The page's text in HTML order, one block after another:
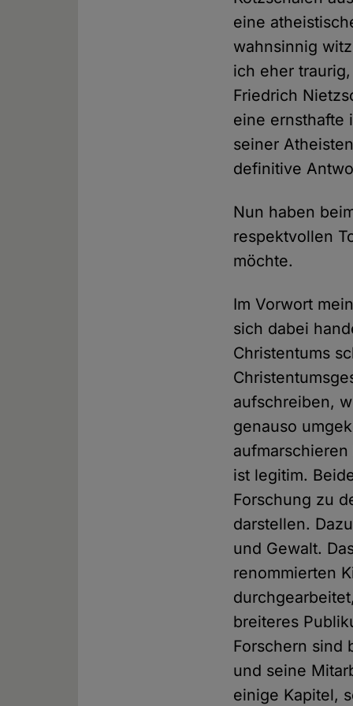
eine
wahnsinnig
ich eher
Friedrich
eine ernsthafte
seiner
definitive
Nun haben
respektvollen
möchte.
Im Vorwort
sich dabei
Christentums
aufschreiben,
genauso
ist legitim.
Forschung zu
darstellen.
und Gewalt.
renommierten
breiteres
Forschern sind
und seine
einige Kapitel,